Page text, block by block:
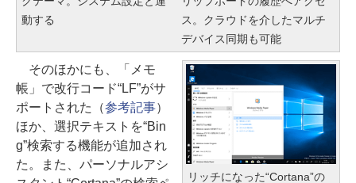
動する
ス。クラウドを介したマルチ
デバイス同期も可能
リッチになった“Cortana”の
そのほかにも、「メモ
帳」で改行コード“LF”がサ
ポートされた（参考記事）
ほか、選択テキストを“Bin
g”検索する機能が追加され
た。また、パーソナルアシ